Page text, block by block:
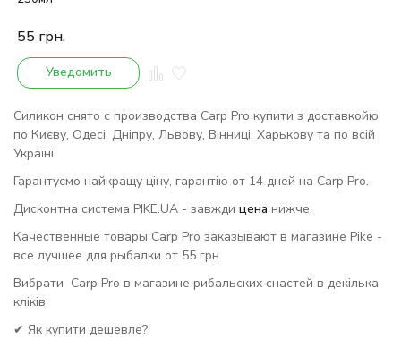
55 грн.
Уведомить
Силикон снято с производства Carp Pro купити з доставкойю
по Києву, Одесі, Дніпру, Львову, Вінниці, Харькову та по всій
Україні.
Гарантуємо найкращу ціну, гарантію от 14 дней на Carp Pro.
Дисконтна система PIKE.UA - завжди цена нижче.
Качественные товары Carp Pro заказывают в магазине Pike -
все лучшее для рыбалки от 55 грн.
Вибрати Carp Pro в магазине рибальских снастей в декілька
кліків
✔ Як купити дешевле?